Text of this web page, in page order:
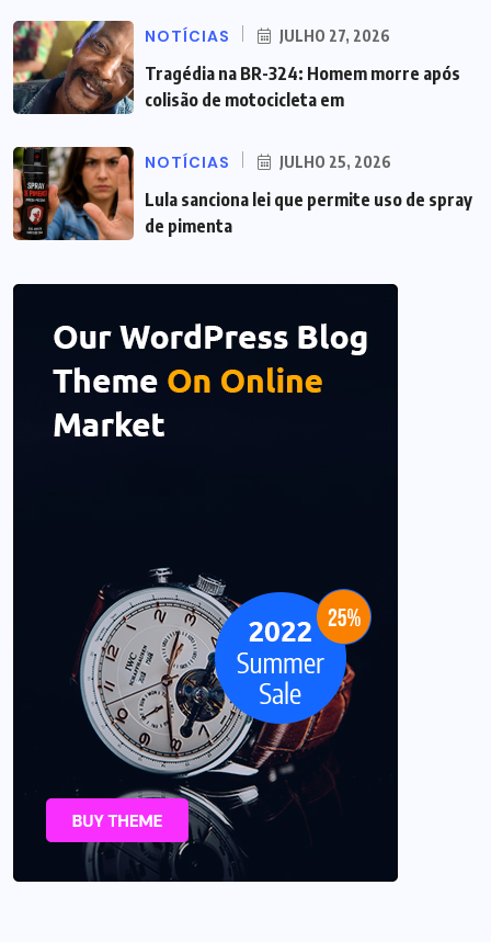
NOTÍCIAS JULHO 27, 2026
Tragédia na BR-324: Homem morre após
colisão de motocicleta em
NOTÍCIAS JULHO 25, 2026
Lula sanciona lei que permite uso de spray
de pimenta